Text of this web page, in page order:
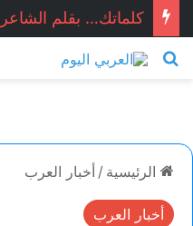
كلماتك… بقلم
بحث عن
الرئيسية / أخبار العرب
أخبار العرب